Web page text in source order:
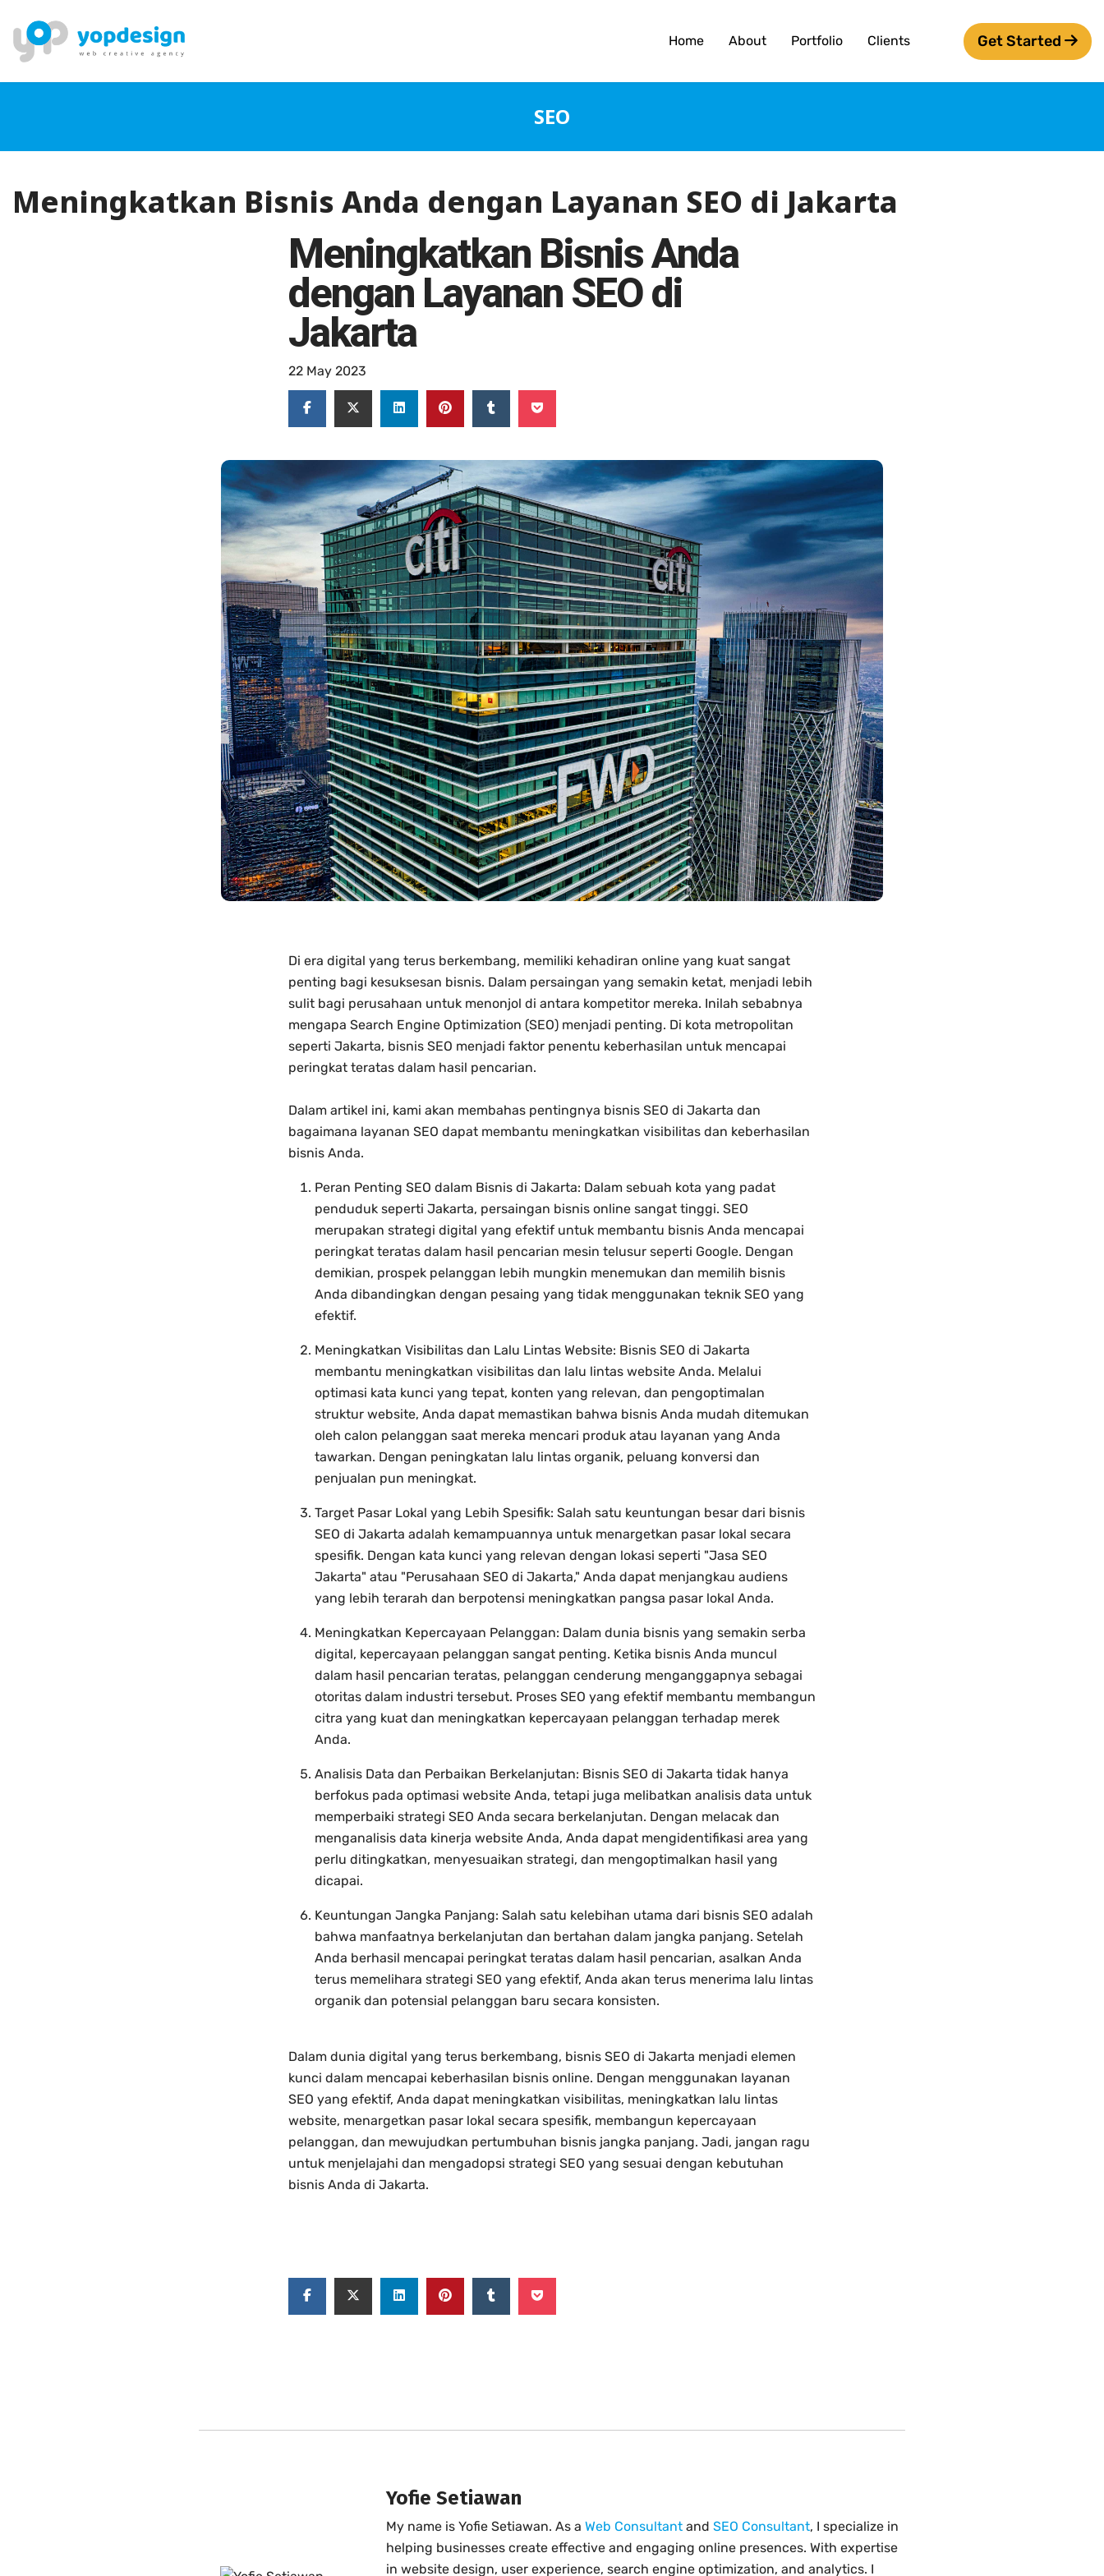
Home About Portfolio Clients Get Started
SEO
Meningkatkan Bisnis Anda dengan Layanan SEO di Jakarta
Meningkatkan Bisnis Anda
dengan Layanan SEO di
Jakarta
22 May 2023
Di era digital yang terus berkembang, memiliki kehadiran online yang kuat sangat
penting bagi kesuksesan bisnis. Dalam persaingan yang semakin ketat, menjadi lebih
sulit bagi perusahaan untuk menonjol di antara kompetitor mereka. Inilah sebabnya
mengapa Search Engine Optimization (SEO) menjadi penting. Di kota metropolitan
seperti Jakarta, bisnis SEO menjadi faktor penentu keberhasilan untuk mencapai
peringkat teratas dalam hasil pencarian.
Dalam artikel ini, kami akan membahas pentingnya bisnis SEO di Jakarta dan
bagaimana layanan SEO dapat membantu meningkatkan visibilitas dan keberhasilan
bisnis Anda.
Peran Penting SEO dalam Bisnis di Jakarta: Dalam sebuah kota yang padat
penduduk seperti Jakarta, persaingan bisnis online sangat tinggi. SEO
merupakan strategi digital yang efektif untuk membantu bisnis Anda mencapai
peringkat teratas dalam hasil pencarian mesin telusur seperti Google. Dengan
demikian, prospek pelanggan lebih mungkin menemukan dan memilih bisnis
Anda dibandingkan dengan pesaing yang tidak menggunakan teknik SEO yang
efektif.
Meningkatkan Visibilitas dan Lalu Lintas Website: Bisnis SEO di Jakarta
membantu meningkatkan visibilitas dan lalu lintas website Anda. Melalui
optimasi kata kunci yang tepat, konten yang relevan, dan pengoptimalan
struktur website, Anda dapat memastikan bahwa bisnis Anda mudah ditemukan
oleh calon pelanggan saat mereka mencari produk atau layanan yang Anda
tawarkan. Dengan peningkatan lalu lintas organik, peluang konversi dan
penjualan pun meningkat.
Target Pasar Lokal yang Lebih Spesifik: Salah satu keuntungan besar dari bisnis
SEO di Jakarta adalah kemampuannya untuk menargetkan pasar lokal secara
spesifik. Dengan kata kunci yang relevan dengan lokasi seperti "Jasa SEO
Jakarta" atau "Perusahaan SEO di Jakarta," Anda dapat menjangkau audiens
yang lebih terarah dan berpotensi meningkatkan pangsa pasar lokal Anda.
Meningkatkan Kepercayaan Pelanggan: Dalam dunia bisnis yang semakin serba
digital, kepercayaan pelanggan sangat penting. Ketika bisnis Anda muncul
dalam hasil pencarian teratas, pelanggan cenderung menganggapnya sebagai
otoritas dalam industri tersebut. Proses SEO yang efektif membantu membangun
citra yang kuat dan meningkatkan kepercayaan pelanggan terhadap merek
Anda.
Analisis Data dan Perbaikan Berkelanjutan: Bisnis SEO di Jakarta tidak hanya
berfokus pada optimasi website Anda, tetapi juga melibatkan analisis data untuk
memperbaiki strategi SEO Anda secara berkelanjutan. Dengan melacak dan
menganalisis data kinerja website Anda, Anda dapat mengidentifikasi area yang
perlu ditingkatkan, menyesuaikan strategi, dan mengoptimalkan hasil yang
dicapai.
Keuntungan Jangka Panjang: Salah satu kelebihan utama dari bisnis SEO adalah
bahwa manfaatnya berkelanjutan dan bertahan dalam jangka panjang. Setelah
Anda berhasil mencapai peringkat teratas dalam hasil pencarian, asalkan Anda
terus memelihara strategi SEO yang efektif, Anda akan terus menerima lalu lintas
organik dan potensial pelanggan baru secara konsisten.
Dalam dunia digital yang terus berkembang, bisnis SEO di Jakarta menjadi elemen
kunci dalam mencapai keberhasilan bisnis online. Dengan menggunakan layanan
SEO yang efektif, Anda dapat meningkatkan visibilitas, meningkatkan lalu lintas
website, menargetkan pasar lokal secara spesifik, membangun kepercayaan
pelanggan, dan mewujudkan pertumbuhan bisnis jangka panjang. Jadi, jangan ragu
untuk menjelajahi dan mengadopsi strategi SEO yang sesuai dengan kebutuhan
bisnis Anda di Jakarta.
Yofie Setiawan
My name is Yofie Setiawan. As a Web Consultantand SEO Consultant, I specialize in
helping businesses create effective and engaging online presences. With expertise
in website design, user experience, search engine optimization, and analytics. I